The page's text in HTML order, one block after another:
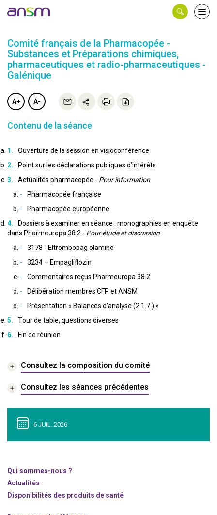
Comité français de la Pharmacopée -
Substances et Préparations chimiques,
pharmaceutiques et radio-pharmaceutiques -
Galénique
A+ A-
Contenu de la séance
Ouverture de la session en visioconférence
Point sur les déclarations publiques d’intérêts
Actualités pharmacopée - Pour information
Pharmacopée française
Pharmacopée européenne
Dossiers à examiner en séance : monographies en enquête
dans Pharmeuropa 38.2 - Pour étude et discussion
3178 - Eltrombopag olamine
3234 – Empagliflozin
Commentaires reçus Pharmeuropa 38.2
Délibération membres CFP et ANSM
Présentation « Balances d'analyse (2.1.7.) »
Tour de table, questions diverses
Fin de réunion
Consultez la composition du comité
Consultez les séances précédentes
6 JUIL. 2026
Qui sommes-nous ?
Actualités
Disponibilités des produits de santé